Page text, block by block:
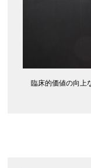
臨床的価値の向上